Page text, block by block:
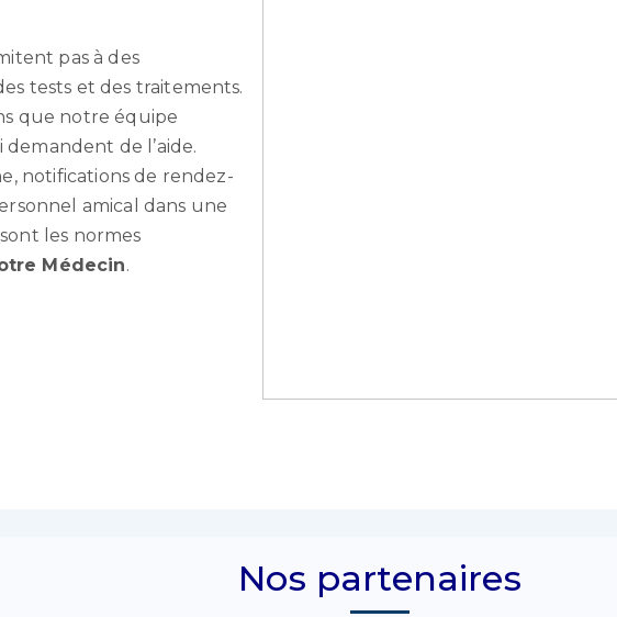
pas à des
tests et des traitements.
que notre équipe
de l’aide.
notifications de rendez-
amical dans une
les normes
Médecin.
Nos partenaires